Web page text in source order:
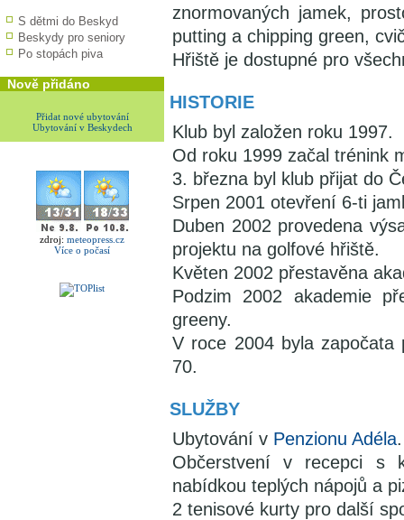
S dětmi do Beskyd
Beskydy pro seniory
Po stopách piva
Nově přidáno
Přidat nové ubytování
Ubytování v Beskydech
zdroj: meteopress.cz
Více o počasí
znormovaných jamek,
putting a chipping green,
Hřiště je dostupné pro
HISTORIE
Klub byl založen roku 1997.
Od roku 1999 začal trénink
3. března byl klub přijat do
Srpen 2001 otevření 6-ti
Duben 2002 provedena
projektu na golfové hřiště.
Květen 2002 přestavěna
Podzim 2002 akademie
greeny.
V roce 2004 byla započata
70.
SLUŽBY
Ubytování v Penzionu Adéla.
Občerstvení v recepci s
nabídkou teplých nápojů a
2 tenisové kurty pro další